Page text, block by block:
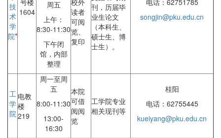
技
术
学
院*
号楼
1604
周五
上午：
8:30-11:30
下午闭
馆，内部
整理
校外
读者
可阅
览、
复印
刊，历届毕
业生论文
（本科生、
硕士生、博
士生）。
电话：62751785
songjin@pku.edu.cn
工
学
院
电教
楼
219
周一至周
五
8:00-11:30
13:00-
16:30
本院
可借
阅阅
览
工学院专业
相关现刊等
桂阳
电话：62755445
kueiyang@pku.edu.cn